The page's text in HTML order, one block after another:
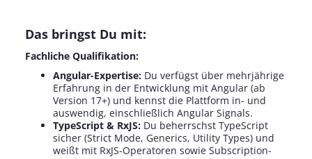
Das bringst Du mit:
Fachliche Qualifikation:
Angular-Expertise: Du verfügst über mehrjährige
Erfahrung in der Entwicklung mit Angular (ab
Version 17+) und kennst die Plattform in- und
auswendig, einschließlich Angular Signals.
TypeScript & RxJS:Du beherrschst TypeScript
sicher (Strict Mode, Generics, Utility Types) und
weißt mit RxJS-Operatoren sowie Subscription-